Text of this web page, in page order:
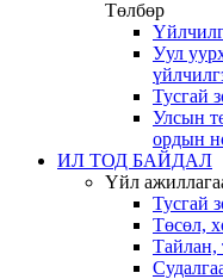
Төлбөр
Уул
Тусгай
Улсын
ордын
ИЛ ТОД БАЙДАЛ
Үйл
Тусгай
Төсөл,
Тайлан,